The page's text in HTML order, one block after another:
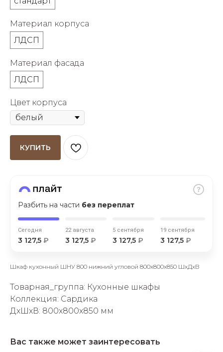
Материал корпуса
ЛДСП
Материал фасада
ЛДСП
Цвет корпуса
КУПИТЬ
Разбить на части без переплат
Сегодня
3 127,5 ₽
22 августа
3 127,5 ₽
5 сентября
3 127,5 ₽
19 сентября
3 127,5 ₽
Шкаф кухонный ШНУ 800 нижний угловой 800х800х850 ШхДхВ
Товарная_группа: Кухонные шкафы
Коллекция: Сардика
ДxШxВ: 800x800x850 мм
Вас также может заинтересовать